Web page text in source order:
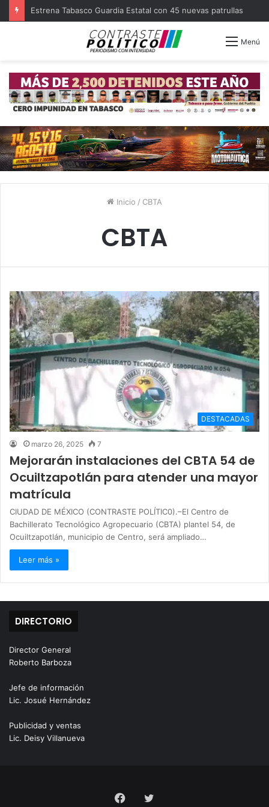
Estrena Tabasco Guardia Estatal con 45 nuevas patrullas
Menú
Inicio / CBTA
CBTA
DESTACADAS
marzo 26, 2025 7
Mejorarán instalaciones del CBTA 54 de
Ocuiltzapotlán para atender una mayor
matrícula
CIUDAD DE MÉXICO (CONTRASTE POLÍTIC0).–El Centro de
Bachillerato Tecnológico Agropecuario (CBTA) plantel 54, de
Ocuiltzapotlán, municipio de Centro, será ampliado…
Leer más »
DIRECTORIO
Director General
Roberto Barboza
Jefe de información
Lic. Josué Hernández
Publicidad y ventas
Lic. Deisy Villanueva
FacebookTwitter